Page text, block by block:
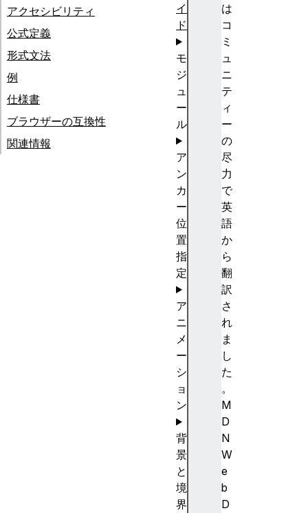
は
コ
ミ
ュ
ニ
テ
ィ
ー
の
尽
力
で
英
語
か
ら
翻
訳
さ
れ
ま
し
た
。
M
D
N
W
e
b
D
アクセシビリティ
公式定義
形式文法
例
仕様書
ブラウザーの互換性
関連情報
イ
ド
モ
ジ
ュ
ー
ル
ア
ン
カ
ー
位
置
指
定
ア
ニ
メ
ー
シ
ョ
ン
背
景
と
境
界